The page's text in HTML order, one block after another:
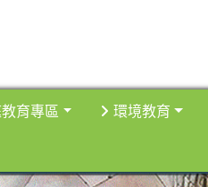
育專區 環境教育